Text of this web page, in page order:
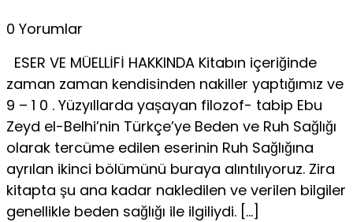
0 Yorumlar
ESER VE MÜELLİFİ HAKKINDA Kitabın içeriğinde
zaman zaman kendisinden nakiller yaptığımız ve
9 – 1 0 . Yüzyıllarda yaşayan filozof- tabip Ebu
Zeyd el-Belhi’nin Türkçe’ye Beden ve Ruh Sağlığı
olarak tercüme edilen eserinin Ruh Sağlığına
ayrılan ikinci bö­lümünü buraya alıntılıyoruz. Zira
kitapta şu ana kadar nakledilen ve verilen bilgiler
genellikle beden sağlığı ile ilgiliydi. […]